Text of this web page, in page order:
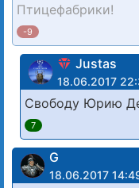
Птицефабрики!
-9
Justas
18.06.2017
Свободу Юрию
7
G
18.06.2017